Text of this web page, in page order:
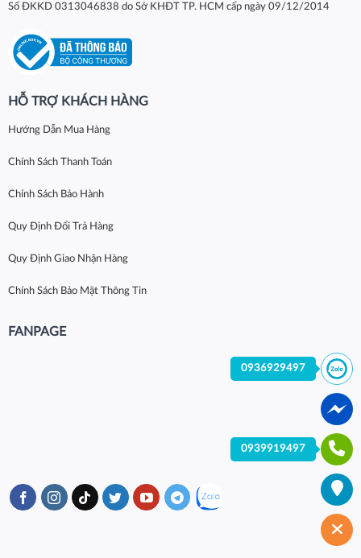
Số ĐKKD 0313046838 do Sở KHĐT TP. HCM cấp ngày 09/12/2014
HỖ TRỢ KHÁCH HÀNG
Hướng Dẫn Mua Hàng
Chính Sách Thanh Toán
Chính Sách Bảo Hành
Quy Định Đổi Trả Hàng
Quy Định Giao Nhận Hàng
Chính Sách Bảo Mật Thông Tin
FANPAGE
0936929497
0939919497